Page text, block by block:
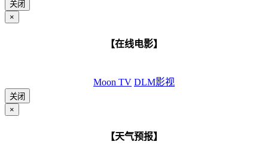
关闭
×
【在线电影】
Moon TV DLM影视
关闭
×
【天气预报】